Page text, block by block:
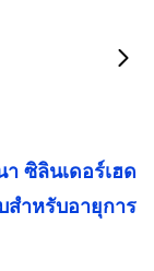
ซิลินเดอร์เฮด
สําหรับอายุการ